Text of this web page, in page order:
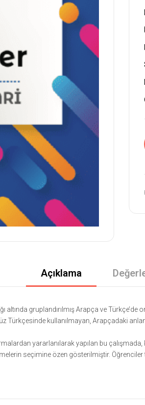
Açıklama
altında gruplandırılmış Arapça ve
Türkçesinde kullanılmayan, Arapçadaki
yararlanılarak yapılan bu
seçimine özen gösterilmiştir.